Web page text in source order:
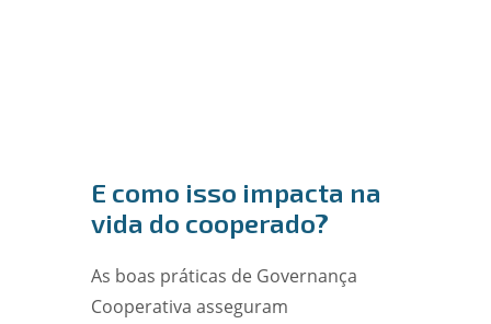
E como isso impacta na
vida do cooperado?
As boas práticas de Governança
Cooperativa asseguram